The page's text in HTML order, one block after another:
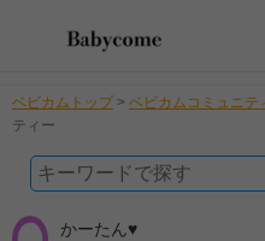
ベビカムトップ > ベビカムコミュニテ
ティー
かーたん♥